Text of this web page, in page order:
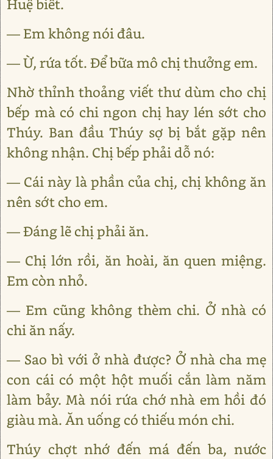
Huệ biết.
— Em không nói đâu.
— Ừ, rứa tốt. Để bữa mô chị thưởng em.
Nhờ thỉnh thoảng viết thư dùm cho chị
bếp mà có chi ngon chị hay lén sớt cho
Thúy. Ban đầu Thúy sợ bị bắt gặp nên
không nhận. Chị bếp phải dỗ nó:
— Cái này là phần của chị, chị không ăn
nên sớt cho em.
— Đáng lẽ chị phải ăn.
— Chị lớn rồi, ăn hoài, ăn quen miệng.
Em còn nhỏ.
— Em cũng không thèm chi. Ở nhà có
chi ăn nấy.
— Sao bì với ở nhà được? Ở nhà cha mẹ
con cái có một hột muối cắn làm năm
làm bảy. Mà nói rứa chớ nhà em hồi đó
giàu mà. Ăn uống có thiếu món chi.
Thúy chợt nhớ đến má đến ba, nước